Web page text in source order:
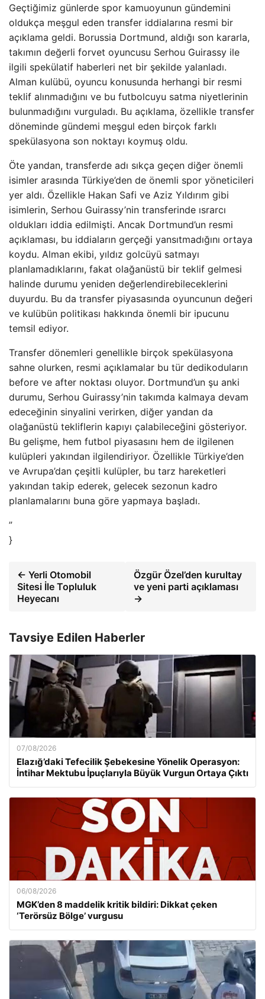
Geçtiğimiz günlerde spor kamuoyunun gündemini
oldukça meşgul eden transfer iddialarına resmi bir
açıklama geldi. Borussia Dortmund, aldığı son kararla,
takımın değerli forvet oyuncusu Serhou Guirassy ile
ilgili spekülatif haberleri net bir şekilde yalanladı.
Alman kulübü, oyuncu konusunda herhangi bir resmi
teklif alınmadığını ve bu futbolcuyu satma niyetlerinin
bulunmadığını vurguladı. Bu açıklama, özellikle transfer
döneminde gündemi meşgul eden birçok farklı
spekülasyona son noktayı koymuş oldu.
Öte yandan, transferde adı sıkça geçen diğer önemli
isimler arasında Türkiye’den de önemli spor yöneticileri
yer aldı. Özellikle Hakan Safi ve Aziz Yıldırım gibi
isimlerin, Serhou Guirassy’nin transferinde ısrarcı
oldukları iddia edilmişti. Ancak Dortmund’un resmi
açıklaması, bu iddiaların gerçeği yansıtmadığını ortaya
koydu. Alman ekibi, yıldız golcüyü satmayı
planlamadıklarını, fakat olağanüstü bir teklif gelmesi
halinde durumu yeniden değerlendirebileceklerini
duyurdu. Bu da transfer piyasasında oyuncunun değeri
ve kulübün politikası hakkında önemli bir ipucunu
temsil ediyor.
Transfer dönemleri genellikle birçok spekülasyona
sahne olurken, resmi açıklamalar bu tür dedikoduların
before ve after noktası oluyor. Dortmund’un şu anki
durumu, Serhou Guirassy’nin takımda kalmaya devam
edeceğinin sinyalini verirken, diğer yandan da
olağanüstü tekliflerin kapıyı çalabileceğini gösteriyor.
Bu gelişme, hem futbol piyasasını hem de ilgilenen
kulüpleri yakından ilgilendiriyor. Özellikle Türkiye’den
ve Avrupa’dan çeşitli kulüpler, bu tarz hareketleri
yakından takip ederek, gelecek sezonun kadro
planlamalarını buna göre yapmaya başladı.
”
}
← Yerli Otomobil
Sitesi İle Topluluk
Heyecanı
Özgür Özel’den kurultay
ve yeni parti açıklaması
→
Tavsiye Edilen Haberler
07/08/2026
Elazığ’daki Tefecilik Şebekesine Yönelik Operasyon:
İntihar Mektubu İpuçlarıyla Büyük Vurgun Ortaya Çıktı
06/08/2026
MGK’den 8 maddelik kritik bildiri: Dikkat çeken
‘Terörsüz Bölge’ vurgusu